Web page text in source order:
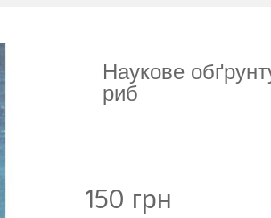
Наукове
риб
150 грн